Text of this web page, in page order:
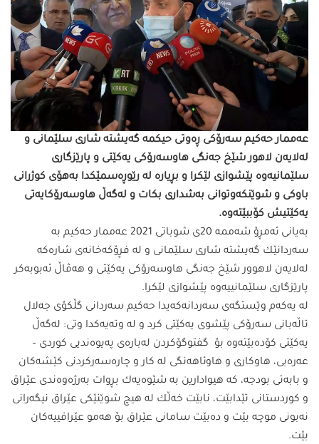
عەممار حەكیم سەرۆكی ڕەوتی حیكمە گەیشتە شاری سلێمانی و
لەلایەن لاهور شێخ جەنگی هاوسەرۆكی یەكێتی و پارێزگاری
سلێمانیەوە پێشوازی لێكرا و بڕیارە لە رێوڕەسمێكدا بەهۆی كوژرانی
باوكی و شوێنكەوتوانی بەشداری بكات و لەگەڵ هاوسەرۆكایەتی
یەكێتیش كۆببێتەوە.
بەیانی ئەمڕۆ شەممە 20ی شوباتی 2021 عەممار حەكیم بە
سەردانێك گەیشتە شاری سلێمانی و لە فڕۆكەخانەی شارەكە
لەلایەن لاهوور شێخ جەنگی هاوسەرۆكی یەكێتی و هەڤاڵ ئەبوبەكر
پارێزگاری سلێمانییەوە پێشوازی لێكرا.
لە یەكەم وێستگەی سەردانەكەیدا حەكیم سەردانی گڵكۆی جەلال
تاڵەبانی سەرۆكی پێشوی یەكێتی كرد و لە وتەیەكدا وتی: لەگەڵ
یەكێتی كۆدەبێتەوە بۆ گفتوگۆكردن لەبارەی پەیوەندیی كوردی –
عەرەبی، هاوكاری و هاوئاهەنگی لە كار و چارەسەركردنی كێشەكان
و بابەتی بودجە، كە هیوادارین بە شێوەیەك بڕوات بەرژەوەندی عێراق
و كوردستانی تێدابێت، نابێت خەڵك لە هیچ شوێنێكی عێراق نیگەرانی
نەبونی موچە بێت و دەبێت سامانی عێراق بۆ هەمو عێراقییەكان
بێت.